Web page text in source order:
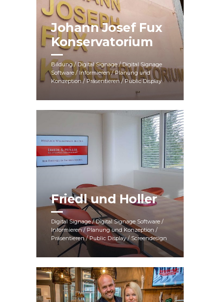
Johann Josef Fux
Konservatorium
Bildung / Digital Signage / Digital Signage
Software / Informieren / Planung und
Konzeption / Präsentieren / Public Display
Friedl und Holler
Digital Signage / Digital Signage Software /
Informieren / Planung und Konzeption /
Präsentieren / Public Display / Screendesign